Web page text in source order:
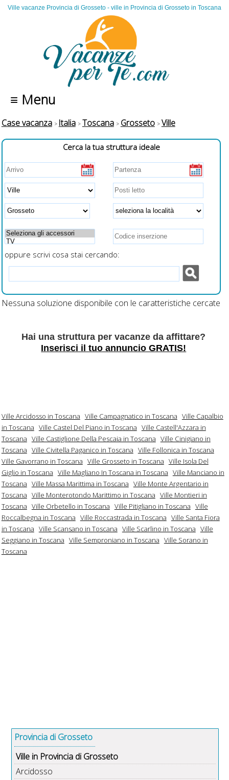
Ville vacanze Provincia di Grosseto - ville in Provincia di Grosseto in Toscana
≡ Menu
Case vacanza Italia Toscana Grosseto Ville
Cerca la tua struttura ideale
oppure scrivi cosa stai cercando:
Nessuna soluzione disponibile con le caratteristiche cercate
Hai una struttura per vacanze da affittare?
Inserisci il tuo annuncio GRATIS!
Ville Arcidosso in Toscana Ville Campagnatico in Toscana Ville Capalbio
in Toscana Ville Castel Del Piano in Toscana Ville Castell'Azzara in
Toscana Ville Castiglione Della Pescaia in Toscana Ville Cinigiano in
Toscana Ville Civitella Paganico in Toscana Ville Follonica in Toscana
Ville Gavorrano in Toscana Ville Grosseto in Toscana Ville Isola Del
Giglio in Toscana Ville Magliano In Toscana in Toscana Ville Manciano in
Toscana Ville Massa Marittima in Toscana Ville Monte Argentario in
Toscana Ville Monterotondo Marittimo in Toscana Ville Montieri in
Toscana Ville Orbetello in Toscana Ville Pitigliano in Toscana Ville
Roccalbegna in Toscana Ville Roccastrada in Toscana Ville Santa Fiora
in Toscana Ville Scansano in Toscana Ville Scarlino in Toscana Ville
Seggiano in Toscana Ville Semproniano in Toscana Ville Sorano in
Toscana
Provincia di Grosseto
Ville in Provincia di Grosseto
Arcidosso